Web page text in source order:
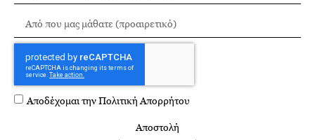
Αποδέχομαι τηνΠολιτική Απορρήτου
Αποστολή